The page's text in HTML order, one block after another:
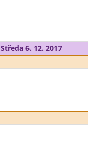
Středa 6. 12. 2017